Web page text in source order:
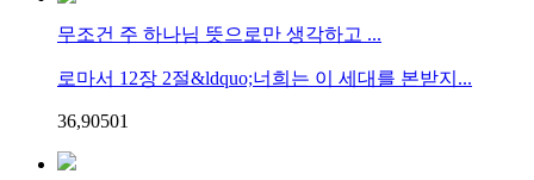
무조건 주 하나님 뜻으로만 생각하고 ...
로마서 12장 2절&ldquo;너희는 이 세대를 본받지...
36,90501